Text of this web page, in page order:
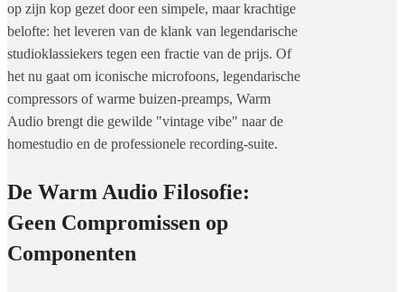
op zijn kop gezet door een simpele, maar krachtige
belofte: het leveren van de klank van legendarische
studioklassiekers tegen een fractie van de prijs. Of
het nu gaat om iconische microfoons, legendarische
compressors of warme buizen-preamps, Warm
Audio brengt die gewilde "vintage vibe" naar de
homestudio en de professionele recording-suite.
De Warm Audio Filosofie:
Geen Compromissen op
Componenten